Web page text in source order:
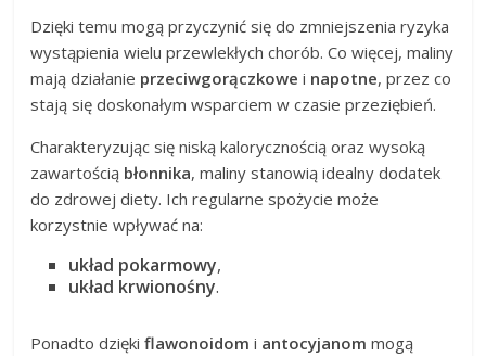
Dzięki temu mogą przyczynić się do zmniejszenia ryzyka
wystąpienia wielu przewlekłych chorób. Co więcej, maliny
mają działanie przeciwgorączkowe i napotne, przez co
stają się doskonałym wsparciem w czasie przeziębień.
Charakteryzując się niską kalorycznością oraz wysoką
zawartością błonnika, maliny stanowią idealny dodatek
do zdrowej diety. Ich regularne spożycie może
korzystnie wpływać na:
układ pokarmowy,
układ krwionośny.
Ponadto dziękiflawonoidom i antocyjanom mogą